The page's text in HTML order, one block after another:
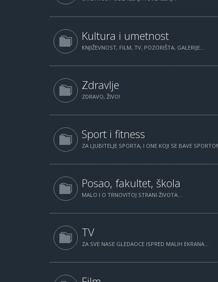
Kultura i umetnost
KNJIŽEVNOST, FILM, TV, POZORIŠTA, GALERIJE...
Zdravlje
ZDRAVO, ŽIVO!
Sport i fitness
ZA LJUBITELJE SPORTA, I ONE KOJI SE BAVE
Posao, fakultet, škola
MALO I O TRNOVITOJ STRANI ŽIVOTA...
TV
ZA SVE NASE GLEDAOCE ISPRED MALIH EKRANA...